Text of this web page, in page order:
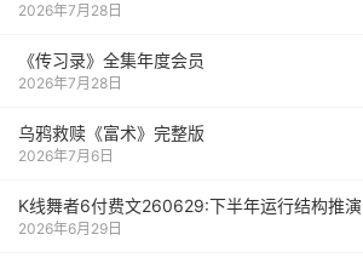
2026年7月28日
《传习录》全集年度会员
2026年7月28日
乌鸦救赎《富术》完整版
2026年7月6日
K线舞者6付费文260629:下半年运行结构推演
2026年6月29日